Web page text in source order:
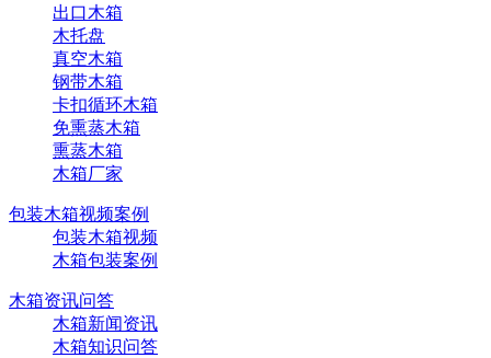
出口木箱
木托盘
真空木箱
钢带木箱
卡扣循环木箱
免熏蒸木箱
熏蒸木箱
木箱厂家
包装木箱视频案例
包装木箱视频
木箱包装案例
木箱资讯问答
木箱新闻资讯
木箱知识问答